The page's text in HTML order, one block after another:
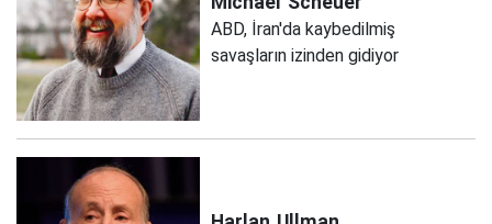
ABD, İran'da kaybedilmiş
savaşların izinden gidiyor